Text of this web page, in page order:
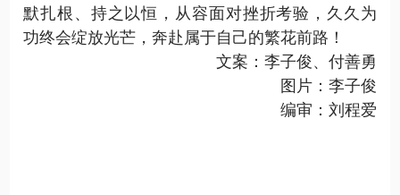
默扎根、持之以恒，从容面对挫折考验，久久为
功终会绽放光芒，奔赴属于自己的繁花前路 ！
文案： 李子俊、付善勇
图片：李子俊
编审：刘程爱